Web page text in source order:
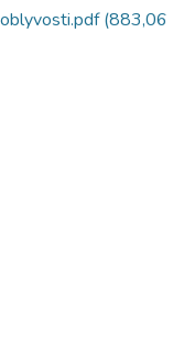
(883,06